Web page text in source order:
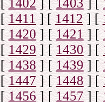
[1402] [1403] [
[1411] [1412] [
[1420 ] [1421] [
[1429] [1430] [
[1438] [1439] [
[1447] [1448] [
[1456] [1457] [